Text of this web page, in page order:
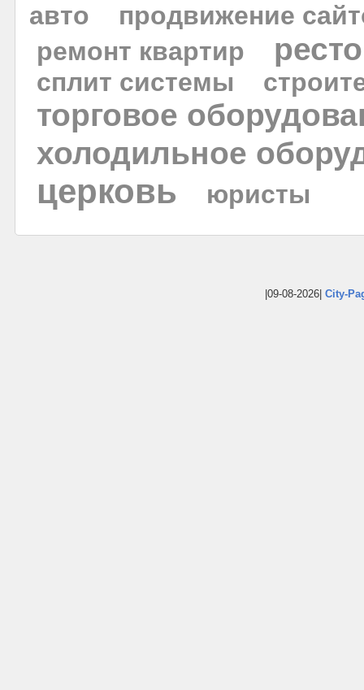
авто
продвижение
ремонт квартир
сплит системы
торговое
холодильное
церковь юристы
|09-08-2026| City-